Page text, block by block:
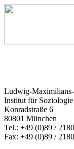
Ludwig-
Institut für Soziologie
Konradstraße 6
80801 München
Tel.: +49 (0)89 /
Fax: +49 (0)89 /